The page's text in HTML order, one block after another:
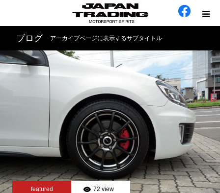
ブログ アーカイブページに表示するサブタイトル
featured 72 view
ホーム
在庫車
カテゴリー
工場日誌
お問い合わせ